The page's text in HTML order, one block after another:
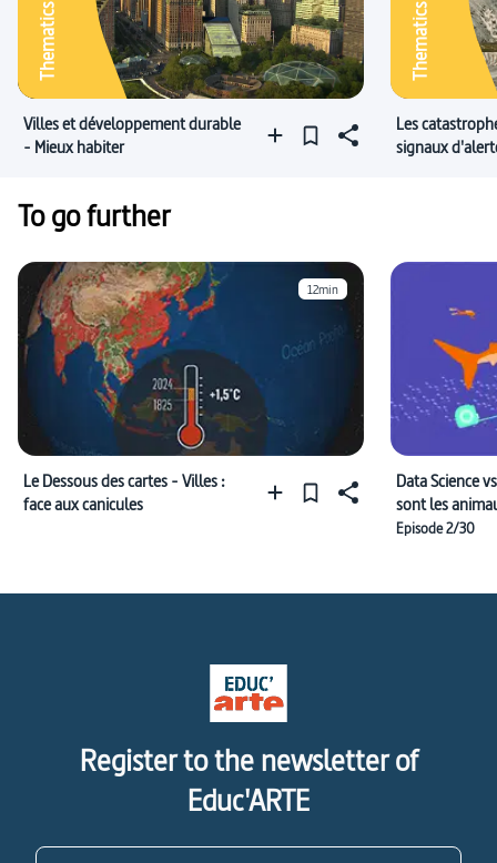
Thematics
Villes et développement durable
- Mieux habiter
Thematics
Les
signaux
To go further
12min
Le Dessous des cartes - Villes :
face aux canicules
Data Science
sont les
dangereux du
Episode 2/30
Register to the newsletter of
Educ'ARTE